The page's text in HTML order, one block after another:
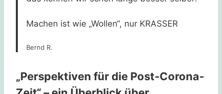
Machen ist wie „Wollen“, nur KRASSER
Bernd R.
„Perspektiven für die Post-Corona-